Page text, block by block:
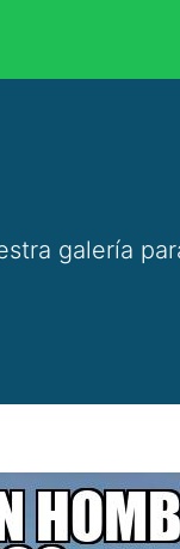
galería